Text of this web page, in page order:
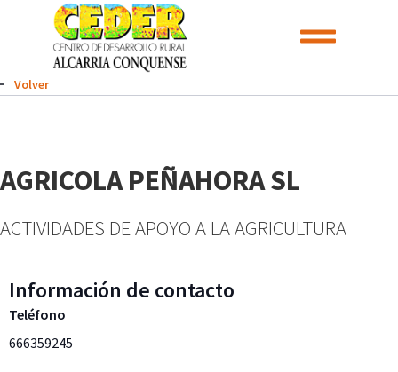
Volver
AGRICOLA PEÑAHORA SL
ACTIVIDADES DE APOYO A LA AGRICULTURA
Información de contacto
Teléfono
666359245